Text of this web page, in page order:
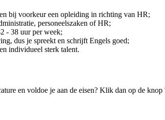
bij voorkeur een opleiding in richting van HR;
personeelszaken of HR;
- 38 uur per week;
dus je spreekt en schrijft Engels goed;
individueel sterk talent.
en voldoe je aan de eisen? Klik dan op de